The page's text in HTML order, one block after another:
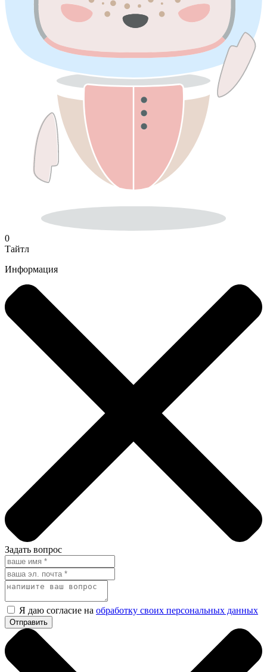
0
Тайтл
Информация
Задать вопрос
Я даю согласие на обработку своих персональных данных